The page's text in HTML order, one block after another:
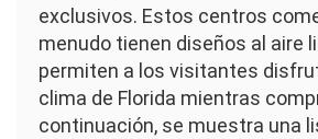
exclusivos. Estos centros
menudo tienen diseños al aire
permiten a los visitantes
clima de Florida mientras
continuación, se muestra una